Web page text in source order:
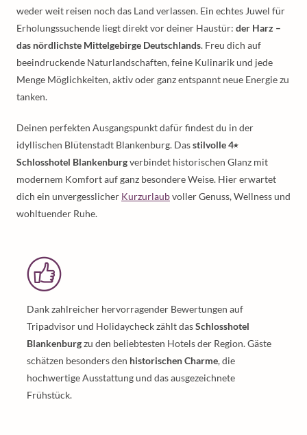
weder weit reisen noch das Land verlassen. Ein echtes Juwel für
Erholungssuchende liegt direkt vor deiner Haustür: der Harz –
das nördlichste Mittelgebirge Deutschlands. Freu dich auf
beeindruckende Naturlandschaften, feine Kulinarik und jede
Menge Möglichkeiten, aktiv oder ganz entspannt neue Energie zu
tanken.
Deinen perfekten Ausgangspunkt dafür findest du in der
idyllischen Blütenstadt Blankenburg. Dasstilvolle 4⭑
Schlosshotel Blankenburgverbindet historischen Glanz mit
modernem Komfort auf ganz besondere Weise. Hier erwartet
dich ein unvergesslicher Kurzurlaubvoller Genuss, Wellness und
wohltuender Ruhe.
Dank zahlreicher hervorragender Bewertungen auf
Tripadvisor und Holidaycheck zählt dasSchlosshotel
Blankenburgzu den beliebtesten Hotels der Region. Gäste
schätzen besonders den historischen Charme, die
hochwertige Ausstattung und das ausgezeichnete
Frühstück.